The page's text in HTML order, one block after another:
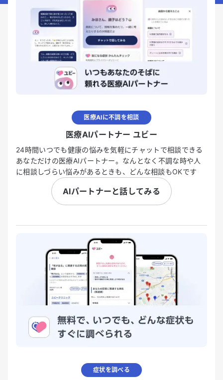
医療AIに不調を相談
医療AIパートナー ユビー
24時間いつでも健康の悩みを気軽にチャットで相談できる
あなただけの医療AIパートナー。なんとなく不調な時や人
に相談しづらい悩みがあるときも、どんな相談もOKです
AIパートナーと話してみる
症状を調べる